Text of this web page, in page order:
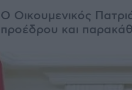
Ο Οικουμενικός
προέδρου και